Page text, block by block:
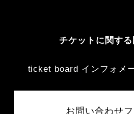
チケットに関す
ticket board インフォメ
お問い合わせ